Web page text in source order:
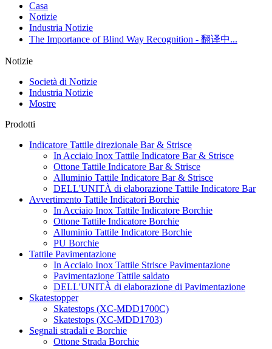
Casa
Notizie
Industria Notizie
The Importance of Blind Way Recognition - 翻译中...
Notizie
Società di Notizie
Industria Notizie
Mostre
Prodotti
Indicatore Tattile direzionale Bar & Strisce
In Acciaio Inox Tattile Indicatore Bar & Strisce
Ottone Tattile Indicatore Bar & Strisce
Alluminio Tattile Indicatore Bar & Strisce
DELL'UNITÀ di elaborazione Tattile Indicatore Bar
Avvertimento Tattile Indicatori Borchie
In Acciaio Inox Tattile Indicatore Borchie
Ottone Tattile Indicatore Borchie
Alluminio Tattile Indicatore Borchie
PU Borchie
Tattile Pavimentazione
In Acciaio Inox Tattile Strisce Pavimentazione
Pavimentazione Tattile saldato
DELL'UNITÀ di elaborazione di Pavimentazione
Skatestopper
Skatestops (XC-MDD1700C)
Skatestops (XC-MDD1703)
Segnali stradali e Borchie
Ottone Strada Borchie